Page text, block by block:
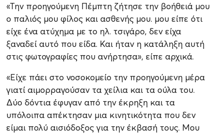
«Την προηγούμενη Πέμπτη ζήτησε την βοήθειά μου
ο παλιός μου φίλος και ασθενής μου. μου είπε ότι
είχε ένα ατύχημα με το ηλ. τσιγάρο, δεν είχα
ξαναδεί αυτό που είδα. Και ήταν η κατάληξη αυτή
στις φωτογραφίες που ανήρτησα», είπε αρχικά.
«Είχε πάει στο νοσοκομείο την προηγούμενη μέρα
γιατί αιμορραγούσαν τα χείλια και τα ούλα του.
Δύο δόντια έφυγαν από την έκρηξη και τα
υπόλοιπα απέκτησαν μια κινητικότητα που δεν
είμαι πολύ αισιόδοξος για την έκβασή τους. Μου